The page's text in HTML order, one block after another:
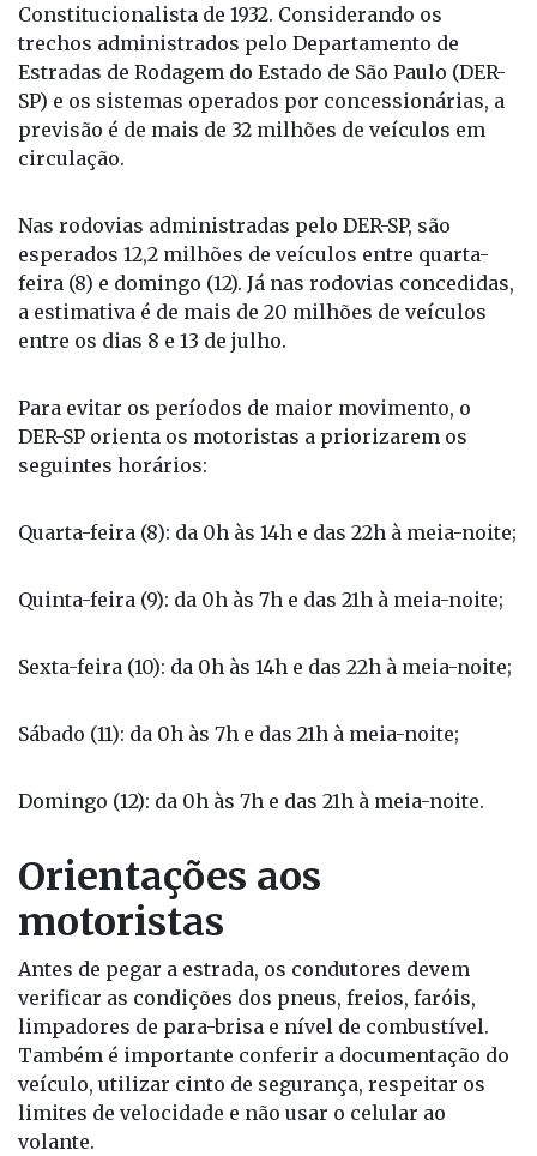
Constitucionalista de 1932. Considerando os
trechos administrados pelo Departamento de
Estradas de Rodagem do Estado de São Paulo (DER-
SP) e os sistemas operados por concessionárias, a
previsão é de mais de 32 milhões de veículos em
circulação.
Nas rodovias administradas pelo DER-SP, são
esperados 12,2 milhões de veículos entre quarta-
feira (8) e domingo (12). Já nas rodovias concedidas,
a estimativa é de mais de 20 milhões de veículos
entre os dias 8 e 13 de julho.
Para evitar os períodos de maior movimento, o
DER-SP orienta os motoristas a priorizarem os
seguintes horários:
Quarta-feira (8): da 0h às 14h e das 22h à meia-noite;
Quinta-feira (9): da 0h às 7h e das 21h à meia-noite;
Sexta-feira (10): da 0h às 14h e das 22h à meia-noite;
Sábado (11): da 0h às 7h e das 21h à meia-noite;
Domingo (12): da 0h às 7h e das 21h à meia-noite.
Orientações aos
motoristas
Antes de pegar a estrada, os condutores devem
verificar as condições dos pneus, freios, faróis,
limpadores de para-brisa e nível de combustível.
Também é importante conferir a documentação do
veículo, utilizar cinto de segurança, respeitar os
limites de velocidade e não usar o celular ao
volante.